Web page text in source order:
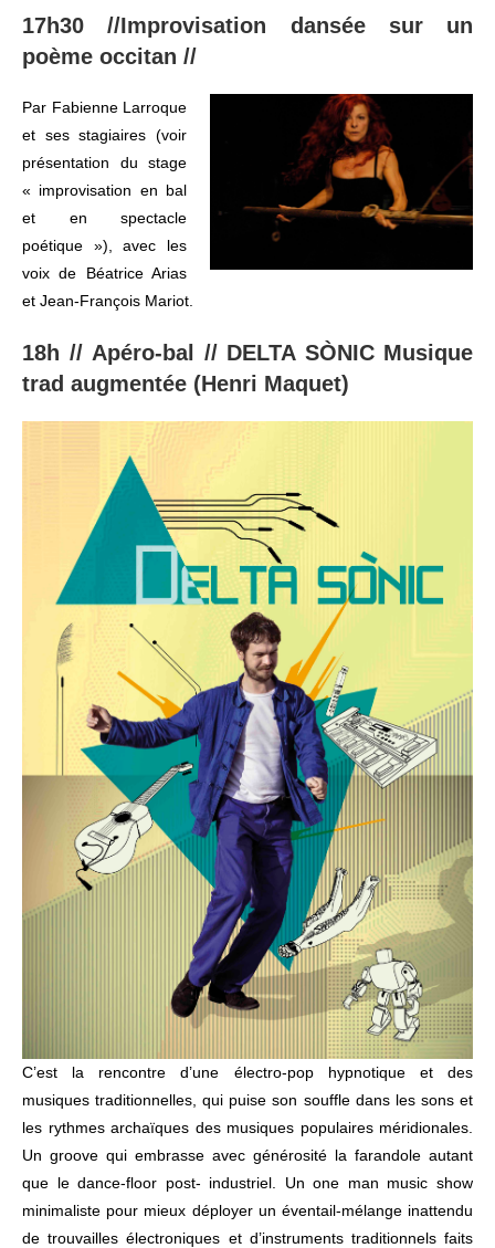
17h30 //Improvisation dansée sur un
poème occitan //
Par Fabienne Larroque
et ses stagiaires (voir
présentation du stage
« improvisation en bal
et en spectacle
poétique »), avec les
voix de Béatrice Arias
et Jean-François Mariot.
18h // Apéro-bal // DELTA SÒNIC Musique
trad augmentée (Henri Maquet)
C’est la rencontre d’une électro-pop hypnotique et des
musiques traditionnelles, qui puise son souffle dans les sons et
les rythmes archaïques des musiques populaires méridionales.
Un groove qui embrasse avec générosité la farandole autant
que le dance-floor post- industriel. Un one man music show
minimaliste pour mieux déployer un éventail-mélange inattendu
de trouvailles électroniques et d’instruments traditionnels faits